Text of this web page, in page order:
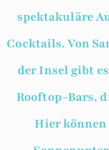
spektakuläre
Cocktails. Von
der Insel gibt
Rooftop-Bars,
Hier können